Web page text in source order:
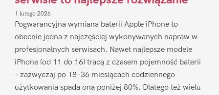
1 lutego 2026
Pogwarancyjna wymiana baterii Apple iPhone to
obecnie jedna z najczęściej wykonywanych napraw w
profesjonalnych serwisach. Nawet najlepsze modele
iPhone (od 11 do 16) tracą z czasem pojemność baterii
– zazwyczaj po 18–36 miesiącach codziennego
użytkowania spada ona poniżej 80%. Dlatego też wielu